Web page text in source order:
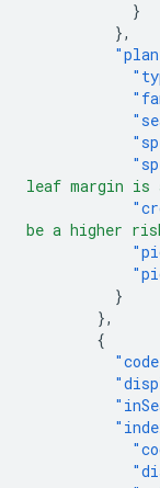
}
},
leaf margin is
be a higher
}
},
{